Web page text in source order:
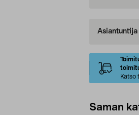
Asiantuntija
Katso
Saman